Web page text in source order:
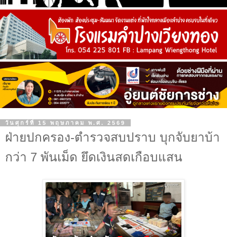
วันศุกร์ที่ 15 พฤษภาคม พ.ศ. 2569
ฝ่ายปกครอง-ตำรวจสบปราบ บุกจับยาบ้า
กว่า 7 พันเม็ด ยึดเงินสดเกือบแสน